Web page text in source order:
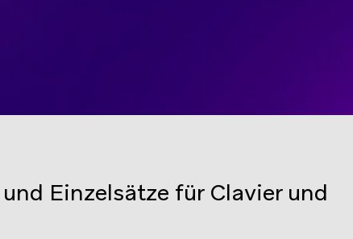
Einzelsätze für Clavier und